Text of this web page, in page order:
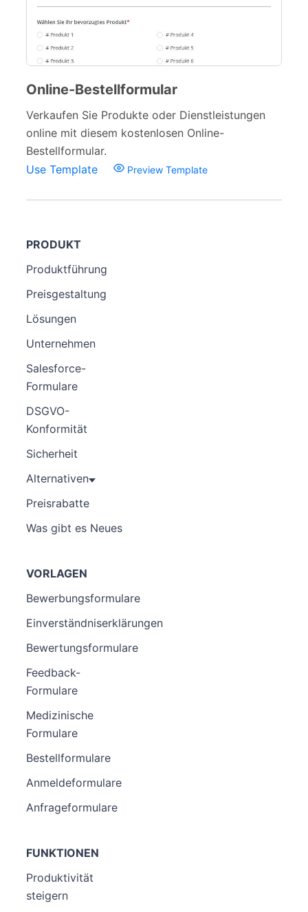
Online-Bestellformular
Verkaufen Sie Produkte oder Dienstleistungen
online mit diesem kostenlosen Online-
Bestellformular.
Use Template
Preview Template
PRODUKT
Produktführung
Preisgestaltung
Lösungen
Unternehmen
Salesforce-
Formulare
DSGVO-
Konformität
Sicherheit
Alternativen
Preisrabatte
Was gibt es Neues
VORLAGEN
Bewerbungsformulare
Einverständniserklärungen
Bewertungsformulare
Feedback-
Formulare
Medizinische
Formulare
Bestellformulare
Anmeldeformulare
Anfrageformulare
FUNKTIONEN
Produktivität
steigern